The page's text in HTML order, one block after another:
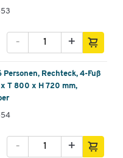
+
-
Rechteck, 4-Fuß
T 800 x H 720 mm,
+
-